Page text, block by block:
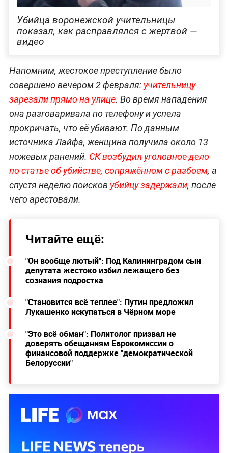
Убийца воронежской учительницы
показал, как расправлялся с жертвой —
видео
Напомним, жестокое преступление было
совершено вечером 2 февраля:учительницу
зарезали прямо на улице. Во время нападения
она разговаривала по телефону и успела
прокричать, что её убивают. По данным
источника Лайфа, женщина получила около 13
ножевых ранений. СК возбудил уголовное дело
по статье об убийстве, сопряжённом с разбоем, а
спустя неделю поисков убийцу задержали, после
чего арестовали.
Читайте ещё:
"Он вообще лютый": Под Калининградом сын
депутата жестоко избил лежащего без
сознания подростка
"Становится всё теплее": Путин предложил
Лукашенко искупаться в Чёрном море
"Это всё обман": Политолог призвал не
доверять обещаниям Еврокомиссии о
финансовой поддержке "демократической
Белоруссии"